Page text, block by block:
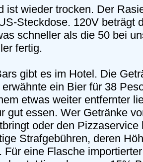
ist wieder trocken. Der
Steckdose. 120V beträgt
schneller als die 50 bei
fertig.
gibt es im Hotel. Die
ein Bier für 38
etwas weiter entfernter
gut essen. Wer Getränke
oder den Pizzaservice
Strafgebühren, deren
Für eine Flasche